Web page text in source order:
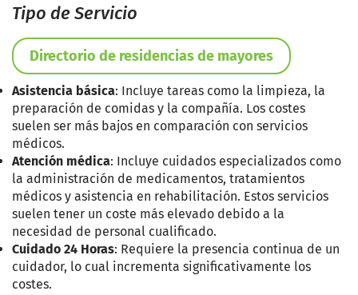
Tipo de Servicio
Directorio de residencias de mayores
Asistencia básica: Incluye tareas como la limpieza, la
preparación de comidas y la compañía. Los costes
suelen ser más bajos en comparación con servicios
médicos.
Atención médica: Incluye cuidados especializados como
la administración de medicamentos, tratamientos
médicos y asistencia en rehabilitación. Estos servicios
suelen tener un coste más elevado debido a la
necesidad de personal cualificado.
Cuidado 24 Horas: Requiere la presencia continua de un
cuidador, lo cual incrementa significativamente los
costes.